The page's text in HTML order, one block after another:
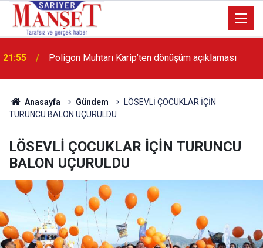
13:36 'Poligon'da İstanbul'a örnek proje gerçekleştirilecek'
Anasayfa Gündem
LÖSEVLİ ÇOCUKLAR İÇİN
TURUNCU BALON UÇURULDU
LÖSEVLİ ÇOCUKLAR İÇİN TURUNCU
BALON UÇURULDU